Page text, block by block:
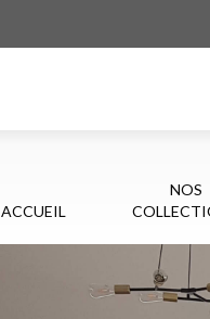
ACCUEIL
NOS